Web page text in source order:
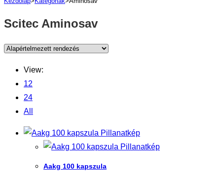
Scitec Aminosav
View:
12
24
All
Pillanatkép
Pillanatkép
Aakg 100 kapszula